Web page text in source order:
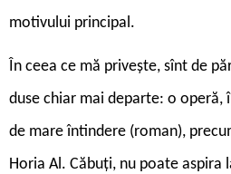
motivului principal.
În ceea ce mă privește, sînt de
duse chiar mai departe: o operă,
de mare întindere (roman),
Horia Al. Căbuți, nu poate aspira